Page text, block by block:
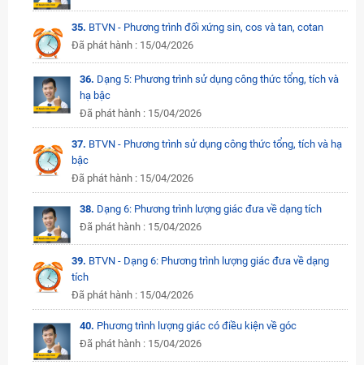
35. BTVN - Phương trình đối xứng sin, cos và tan, cotan
Đã phát hành : 15/04/2026
36. Dạng 5: Phương trình sử dụng công thức tổng, tích và
hạ bậc
Đã phát hành : 15/04/2026
37. BTVN - Phương trình sử dụng công thức tổng, tích và hạ
bậc
Đã phát hành : 15/04/2026
38. Dạng 6: Phương trình lượng giác đưa về dạng tích
Đã phát hành : 15/04/2026
39. BTVN - Dạng 6: Phương trình lượng giác đưa về dạng
tích
Đã phát hành : 15/04/2026
40. Phương trình lượng giác có điều kiện về góc
Đã phát hành : 15/04/2026